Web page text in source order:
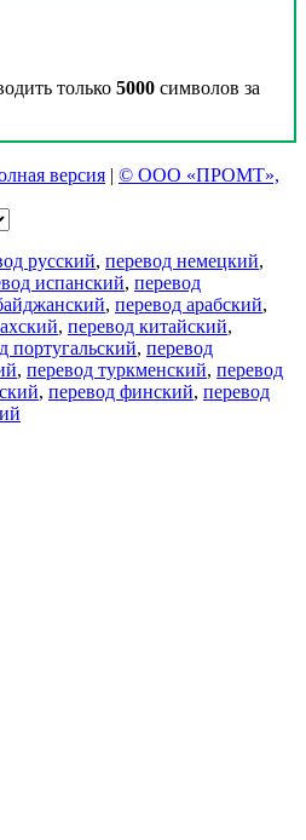
только 5000 символов за
версия | © ООО «ПРОМТ»,
русский, перевод немецкий,
испанский, перевод
, перевод арабский,
, перевод китайский,
португальский, перевод
, перевод туркменский, перевод
, перевод финский, перевод